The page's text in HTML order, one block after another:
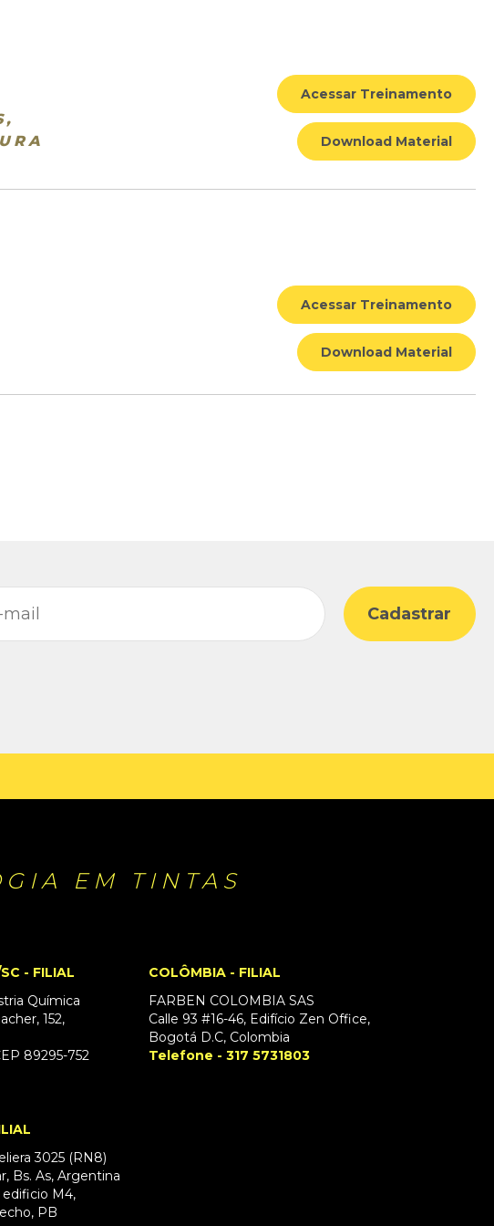
Acessar Treinamento
Download Material
Acessar Treinamento
Download Material
Cadastrar
EM TINTAS
- FILIAL
Química
152,
89295-752
COLÔMBIA - FILIAL
FARBEN COLOMBIA SAS
Calle 93 #16-46, Edifício Zen Office,
Bogotá D.C, Colombia
Telefone - 317 5731803
3025 (RN8)
Bs. As, Argentina
edificio M4,
PB